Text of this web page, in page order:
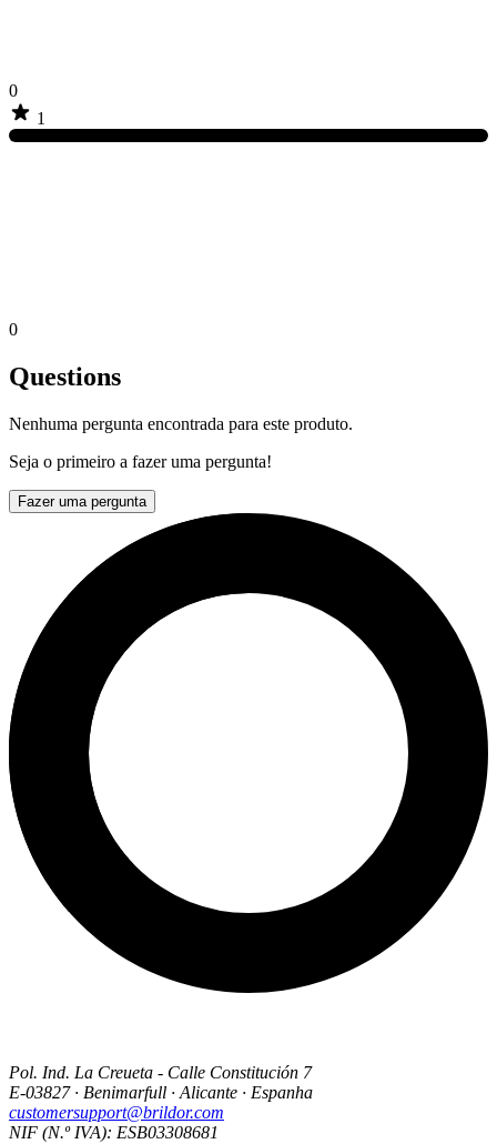
0
1
0
Questions
Nenhuma pergunta encontrada para este produto.
Seja o primeiro a fazer uma pergunta!
Fazer uma pergunta
Pol. Ind. La Creueta - Calle Constitución 7
E-03827 · Benimarfull · Alicante · Espanha
customersupport@brildor.com
NIF (N.º IVA): ESB03308681